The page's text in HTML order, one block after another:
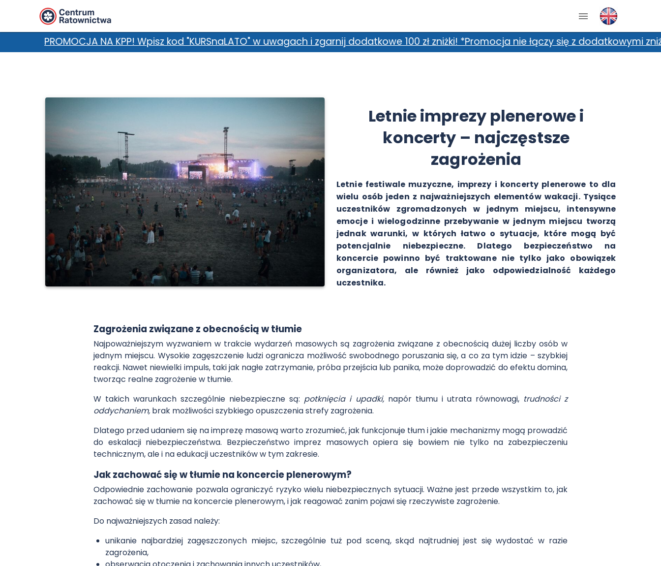
NA KPP! Wpisz kod "KURSnaLATO" w uwagach i zgarnij dodatkowe 100 zł zniżki! *Promocja nie łączy się z dodatkowymi zniżkami, m.in.
Letnie imprezy plenerowe i
koncerty – najczęstsze
zagrożenia
Letnie festiwale muzyczne, imprezy i koncerty plenerowe to dla
wielu osób jeden z najważniejszych elementów wakacji. Tysiące
uczestników zgromadzonych w jednym miejscu, intensywne
emocje i wielogodzinne przebywanie w jednym miejscu tworzą
jednak warunki, w których łatwo o sytuacje, które mogą być
potencjalnie niebezpieczne. Dlatego bezpieczeństwo na
koncercie powinno być traktowane nie tylko jako obowiązek
organizatora, ale również jako odpowiedzialność każdego
uczestnika.
Zagrożenia związane z obecnością w tłumie
Najpoważniejszym wyzwaniem w trakcie wydarzeń masowych są zagrożenia związane z obecnością dużej liczby osób w
jednym miejscu. Wysokie zagęszczenie ludzi ogranicza możliwość swobodnego poruszania się, a co za tym idzie – szybkiej
reakcji. Nawet niewielki impuls, taki jak nagłe zatrzymanie, próba przejścia lub panika, może doprowadzić do efektu domina,
tworząc realne zagrożenie w tłumie.
W takich warunkach szczególnie niebezpieczne są: potknięcia i upadki, napór tłumu i utrata równowagi, trudności z
oddychaniem, brak możliwości szybkiego opuszczenia strefy zagrożenia.
Dlatego przed udaniem się na imprezę masową warto zrozumieć, jak funkcjonuje tłum i jakie mechanizmy mogą prowadzić
do eskalacji niebezpieczeństwa. Bezpieczeństwo imprez masowych opiera się bowiem nie tylko na zabezpieczeniu
technicznym, ale i na edukacji uczestników w tym zakresie.
Jak zachować się w tłumie na koncercie plenerowym?
Odpowiednie zachowanie pozwala ograniczyć ryzyko wielu niebezpiecznych sytuacji. Ważne jest przede wszystkim to, jak
zachować się w tłumie na koncercie plenerowym, i jak reagować zanim pojawi się rzeczywiste zagrożenie.
Do najważniejszych zasad należy:
unikanie najbardziej zagęszczonych miejsc, szczególnie tuż pod sceną, skąd najtrudniej jest się wydostać w razie
zagrożenia,